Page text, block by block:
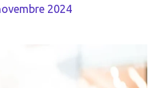
2024